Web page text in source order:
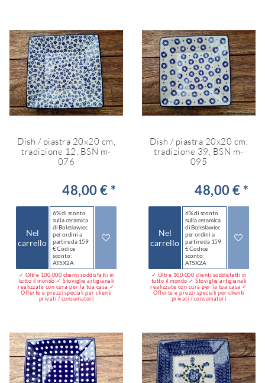
Dish / piastra 20x20 cm,
tradizione 12, BSN m-
076
48,00 € *
Nel
carrello
6% di sconto
sulla ceramica
di Bolesławiec
per ordini a
partire da 159
€ Codice
sconto:
AT5X2A
✓ Oltre 100.000 clienti soddisfatti in
tutto il mondo ✓ Stoviglie artigianali
realizzate con cura per la tua casa ✓
Offerte e prezzi speciali per clienti
privati / consumatori
Dish / piastra 20x20 cm,
tradizione 39, BSN m-
095
48,00 € *
Nel
carrello
6% di sconto
sulla ceramica
di Bolesławiec
per ordini a
partire da 159
€ Codice
sconto:
AT5X2A
✓ Oltre 100.000 clienti soddisfatti in
tutto il mondo ✓ Stoviglie artigianali
realizzate con cura per la tua casa ✓
Offerte e prezzi speciali per clienti
privati / consumatori